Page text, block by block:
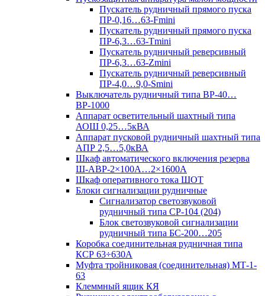
Пускатель рудничный прямого пуска
ПР-0,16…63-Fmini
Пускатель рудничный прямого пуска
ПР-6,3…63-Tmini
Пускатель рудничный реверсивный
ПР-6,3…63-Zmini
Пускатель рудничный реверсивный
ПР-4,0…9,0-Smini
Выключатель рудничный типа ВР-40…
ВР-1000
Аппарат осветительный шахтный типа
АОШ 0,25…5кВА
Аппарат пусковой рудничный шахтный типа
АПР 2,5…5,0кВА
Шкаф автоматического включения резерва
Ш-АВР-2×100А…2×1600А
Шкаф оперативного тока ШОТ
Блоки сигнализации рудничные
Сигнализатор светозвуковой
рудничный типа СР-104 (204)
Блок светозвуковой сигнализации
рудничный типа БС-200…205
Коробка соединительная рудничная типа
КСР 63÷630А
Муфта тройниковая (соединительная) МТ-1-
63
Клеммный ящик КЯ